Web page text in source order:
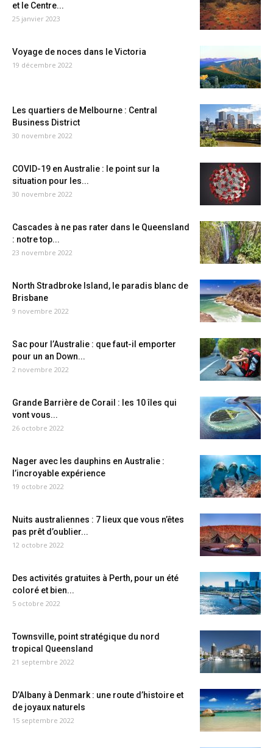
et le Centre...
25 janvier 2023
Voyage de noces dans le Victoria
19 décembre 2022
Les quartiers de Melbourne : Central
Business District
30 novembre 2022
COVID-19 en Australie : le point sur la
situation pour les...
30 novembre 2022
Cascades à ne pas rater dans le Queensland
: notre top...
23 novembre 2022
North Stradbroke Island, le paradis blanc de
Brisbane
9 novembre 2022
Sac pour l’Australie : que faut-il emporter
pour un an Down...
2 novembre 2022
Grande Barrière de Corail : les 10 îles qui
vont vous...
26 octobre 2022
Nager avec les dauphins en Australie :
l’incroyable expérience
19 octobre 2022
Nuits australiennes : 7 lieux que vous n’êtes
pas prêt d’oublier...
12 octobre 2022
Des activités gratuites à Perth, pour un été
coloré et bien...
5 octobre 2022
Townsville, point stratégique du nord
tropical Queensland
21 septembre 2022
D’Albany à Denmark : une route d’histoire et
de joyaux naturels
15 septembre 2022